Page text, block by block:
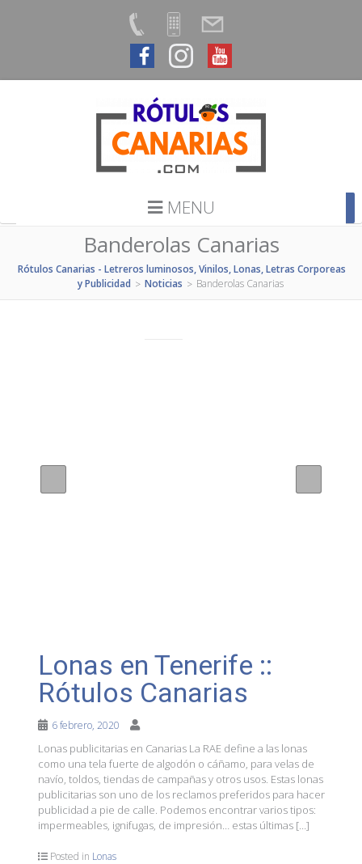
MENU
Banderolas Canarias
Rótulos Canarias - Letreros luminosos, Vinilos, Lonas, Letras Corporeas
y Publicidad > Noticias > Banderolas Canarias
Lonas en Tenerife ::
Rótulos Canarias
6 febrero, 2020
Lonas publicitarias en Canarias La RAE define a las lonas
como una tela fuerte de algodón o cáñamo, para velas de
navío, toldos, tiendas de campañas y otros usos. Estas lonas
publicitarias son uno de los reclamos preferidos para hacer
publicidad a pie de calle. Podemos encontrar varios tipos:
impermeables, ignifugas, de impresión… estas últimas […]
Posted in Lonas